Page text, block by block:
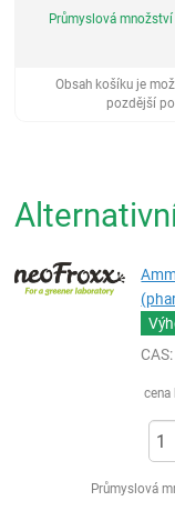
Průmyslová
Obsah košíku je
pozdější
CAS:
cena
Průmyslová